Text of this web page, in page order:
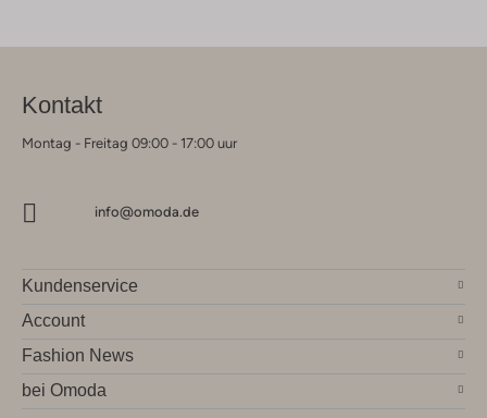
Kontakt
Montag - Freitag 09:00 - 17:00 uur
info@omoda.de
Kundenservice
Account
Fashion News
bei Omoda